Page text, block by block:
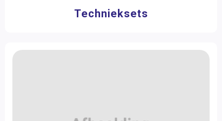
Technieksets